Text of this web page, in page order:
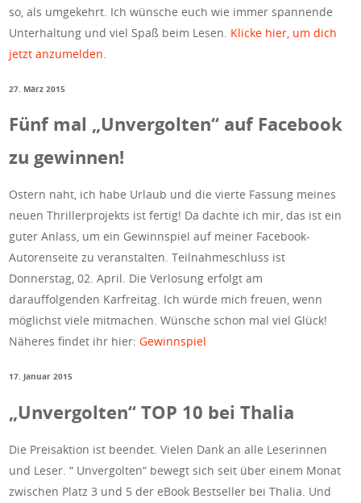
so, als umgekehrt. Ich wünsche euch wie immer spannende
Unterhaltung und viel Spaß beim Lesen. Klicke hier, um dich
jetzt anzumelden.
27. März 2015
Fünf mal „Unvergolten“ auf Facebook
zu gewinnen!
Ostern naht, ich habe Urlaub und die vierte Fassung meines
neuen Thrillerprojekts ist fertig! Da dachte ich mir, das ist ein
guter Anlass, um ein Gewinnspiel auf meiner Facebook-
Autorenseite zu veranstalten. Teilnahmeschluss ist
Donnerstag, 02. April. Die Verlosung erfolgt am
darauffolgenden Karfreitag. Ich würde mich freuen, wenn
möglichst viele mitmachen. Wünsche schon mal viel Glück!
Näheres findet ihr hier: Gewinnspiel
17. Januar 2015
„Unvergolten“ TOP 10 bei Thalia
Die Preisaktion ist beendet. Vielen Dank an alle Leserinnen
und Leser. “ Unvergolten“ bewegt sich seit über einem Monat
zwischen Platz 3 und 5 der eBook Bestseller bei Thalia. Und